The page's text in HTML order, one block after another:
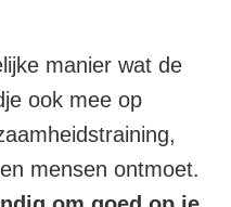
manier wat de
ook mee op
mensen ontmoet.